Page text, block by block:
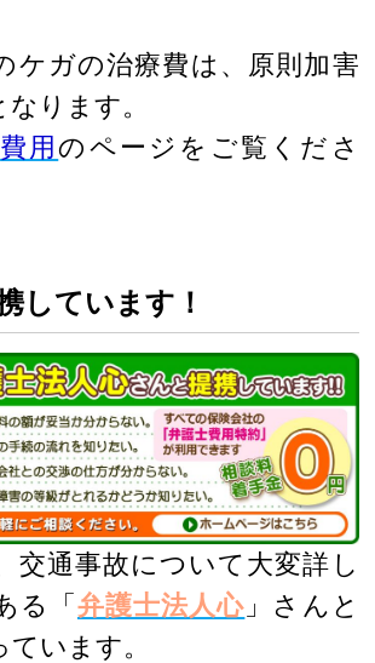
ケガの治療費は、原則加害
ります。
費用のページをご覧くださ
しています！
交通事故について大変詳し
る「 弁護士法人心 」さんと
います。